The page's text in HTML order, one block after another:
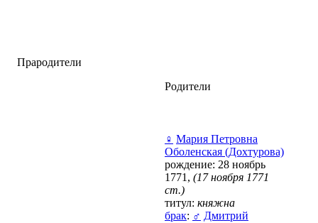
Прародители
Родители
♀ Мария Петровна
Оболенская (Дохтурова)
рождение: 28 ноябрь
1771, (17 ноября 1771
ст.)
титул: княжна
брак: ♂ Дмитрий